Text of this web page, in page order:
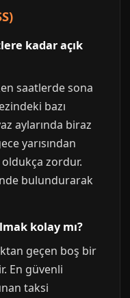
kadar açık
saatlerde sona
bazı
aylarında biraz
yarısından
zordur.
bulundurarak
kolay mı?
geçen boş bir
En güvenli
taksi